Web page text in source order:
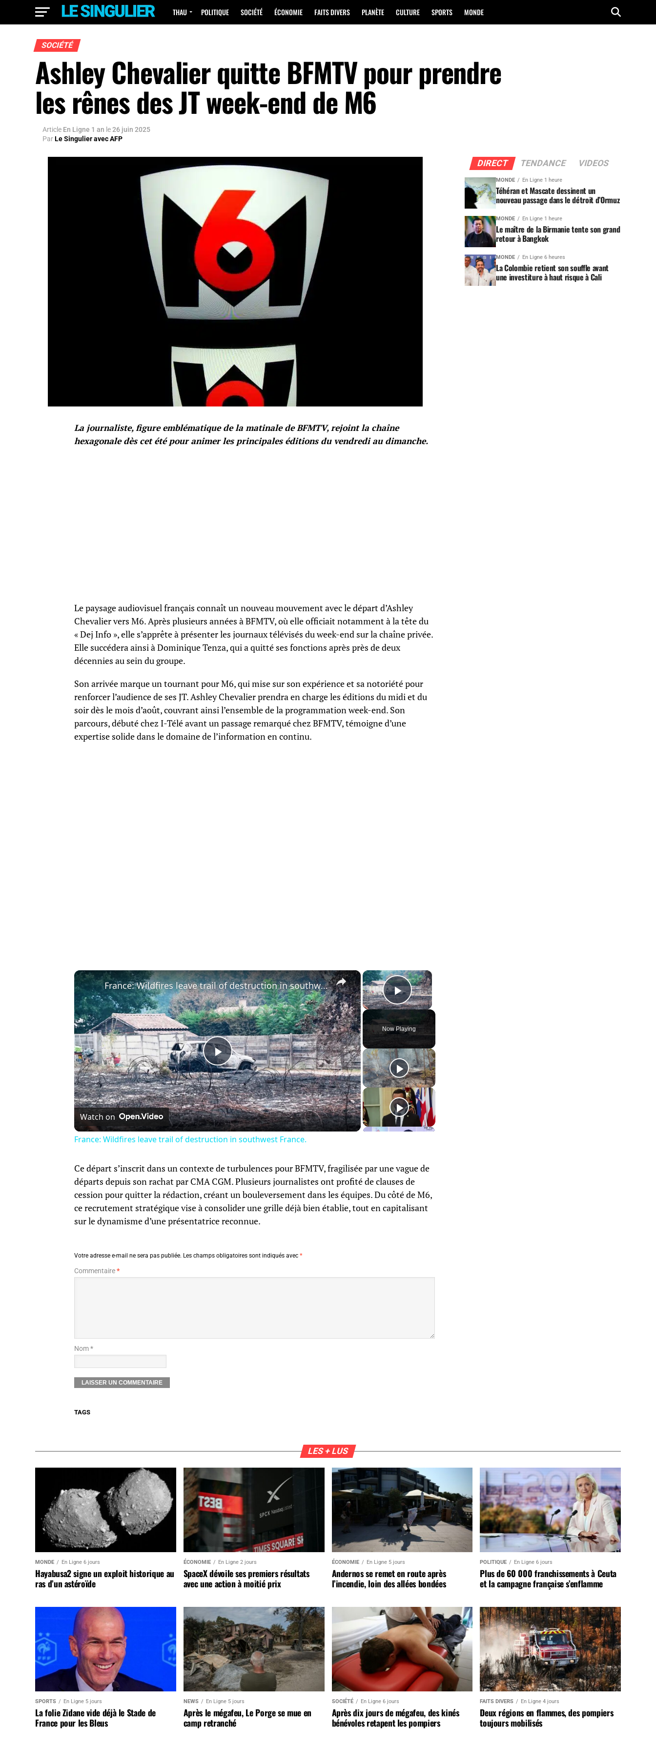
THAU POLITIQUE SOCIÉTÉ ÉCONOMIE FAITS DIVERS PLANÈTE CULTURE SPORTS MONDE
SOCIÉTÉ
Ashley Chevalier quitte BFMTV pour prendre
les rênes des JT week-end de M6
Article En Ligne 1 an le26 juin 2025
ParLe Singulier avec AFP
La journaliste, figure emblématique de la matinale de BFMTV, rejoint la chaîne
hexagonale dès cet été pour animer les principales éditions du vendredi au dimanche.
Le paysage audiovisuel français connaît un nouveau mouvement avec le départ d’Ashley
Chevalier vers M6. Après plusieurs années à BFMTV, où elle officiait notamment à la tête du
« Dej Info », elle s’apprête à présenter les journaux télévisés du week-end sur la chaîne privée.
Elle succédera ainsi à Dominique Tenza, qui a quitté ses fonctions après près de deux
décennies au sein du groupe.
Son arrivée marque un tournant pour M6, qui mise sur son expérience et sa notoriété pour
renforcer l’audience de ses JT. Ashley Chevalier prendra en charge les éditions du midi et du
soir dès le mois d’août, couvrant ainsi l’ensemble de la programmation week-end. Son
parcours, débuté chez I-Télé avant un passage remarqué chez BFMTV, témoigne d’une
expertise solide dans le domaine de l’information en continu.
×
Play Video
Now Playing
×
Play
Video
France: Wildfires leave trail of destruction in southwest France.
Watch on
France: Wildfires leave trail of destruction in southwest France.
Ce départ s’inscrit dans un contexte de turbulences pour BFMTV, fragilisée par une vague de
départs depuis son rachat par CMA CGM. Plusieurs journalistes ont profité de clauses de
cession pour quitter la rédaction, créant un bouleversement dans les équipes. Du côté de M6,
ce recrutement stratégique vise à consolider une grille déjà bien établie, tout en capitalisant
sur le dynamisme d’une présentatrice reconnue.
Votre adresse e-mail ne sera pas publiée. Les champs obligatoires sont indiqués avec *
Commentaire*
Nom *
TAGS
DIRECT TENDANCE VIDEOS
MONDE En Ligne 1 heure
Téhéran et Mascate dessinent un
nouveau passage dans le détroit d’Ormuz
MONDE En Ligne 1 heure
Le maître de la Birmanie tente son grand
retour à Bangkok
MONDE En Ligne 6 heures
La Colombie retient son souffle avant
une investiture à haut risque à Cali
LES + LUS
MONDE En Ligne 6 jours
Hayabusa2 signe un exploit historique au
ras d’un astéroïde
ÉCONOMIE En Ligne 2 jours
SpaceX dévoile ses premiers résultats
avec une action à moitié prix
ÉCONOMIE En Ligne 5 jours
Andernos se remet en route après
l’incendie, loin des allées bondées
POLITIQUE En Ligne 6 jours
Plus de 60 000 franchissements à Ceuta
et la campagne française s’enflamme
SPORTS En Ligne 5 jours
La folie Zidane vide déjà le Stade de
France pour les Bleus
NEWS En Ligne 5 jours
Après le mégafeu, Le Porge se mue en
camp retranché
SOCIÉTÉ En Ligne 6 jours
Après dix jours de mégafeu, des kinés
bénévoles retapent les pompiers
FAITS DIVERS En Ligne 4 jours
Deux régions en flammes, des pompiers
toujours mobilisés